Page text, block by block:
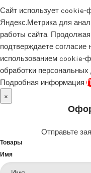
Сайт использует cookie-
Яндекс.Метрика для
работы сайта.
подтверждаете согласие
использованием cookie-
обработки
Подробная информация
×
Отправьте
Товары
Имя